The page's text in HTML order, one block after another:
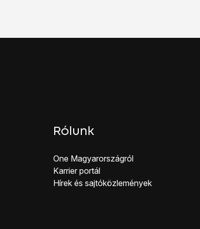
Rólunk
One Magyar országról
Karrier portál
Hírek és sajtóközlemények